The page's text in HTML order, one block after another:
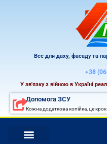
Все для даху, фасаду та
+38
У зв'язку з війною в Україні
Допомога ЗСУ
Кожна додаткова копійка, це